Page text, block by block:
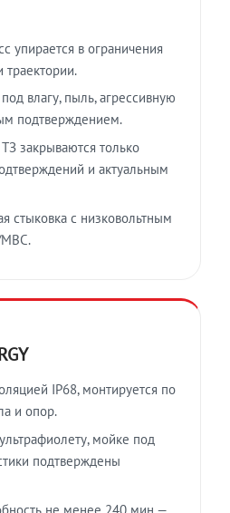
упирается в ограничения
траектории.
влагу, пыль, агрессивную
подтверждением.
закрываются только
и актуальным
стыковка с низковольтным
МВС.
IP68, монтируется по
и опор.
мойке под
подтверждены